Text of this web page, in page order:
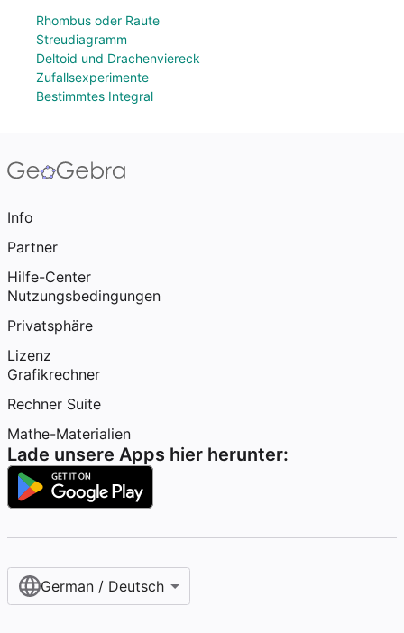
Rhombus oder Raute
Streudiagramm
Deltoid und Drachenviereck
Zufallsexperimente
Bestimmtes Integral
Info
Partner
Hilfe-Center
Nutzungsbedingungen
Privatsphäre
Lizenz
Grafikrechner
Rechner Suite
Mathe-Materialien
Lade unsere Apps hier herunter:
German / Deutsch